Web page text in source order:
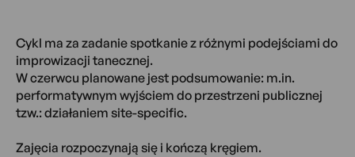
Cykl ma za zadanie spotkanie z różnymi podejściami do
improwizacji tanecznej.
W czerwcu planowane jest podsumowanie: m.in.
performatywnym wyjściem do przestrzeni publicznej
tzw.: działaniem site-specific.
Zajęcia rozpoczynają się i kończą kręgiem.